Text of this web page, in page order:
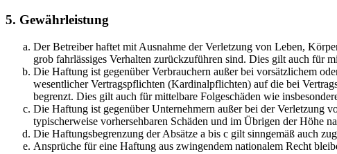
5. Gewährleistung
Der Betreiber haftet mit Ausnahme der Verletzung von Leben,
grob fahrlässiges Verhalten zurückzuführen sind. Dies gilt auch für
Die Haftung ist gegenüber Verbrauchern außer bei vorsätzlichem
wesentlicher Vertragspflichten (Kardinalpflichten) auf die bei
begrenzt. Dies gilt auch für mittelbare Folgeschäden wie
Die Haftung ist gegenüber Unternehmern außer bei der Verletzung
typischerweise vorhersehbaren Schäden und im Übrigen der Höhe
Die Haftungsbegrenzung der Absätze a bis c gilt sinngemäß auch
Ansprüche für eine Haftung aus zwingendem nationalem Recht